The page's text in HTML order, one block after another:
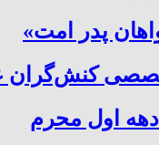
پدر امت»
کنش‌گران
دهه اول محرم